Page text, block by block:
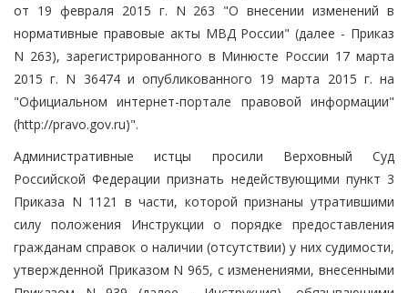
от 19 февраля 2015 г. N 263 "О внесении изменений в
нормативные правовые акты МВД России" (далее - Приказ
N 263), зарегистрированного в Минюсте России 17 марта
2015 г. N 36474 и опубликованного 19 марта 2015 г. на
"Официальном интернет-портале правовой информации"
(http://pravo.gov.ru)".
Административные истцы просили Верховный Суд
Российской Федерации признать недействующими пункт 3
Приказа N 1121 в части, которой признаны утратившими
силу положения Инструкции о порядке предоставления
гражданам справок о наличии (отсутствии) у них судимости,
утвержденной Приказом N 965, с изменениями, внесенными